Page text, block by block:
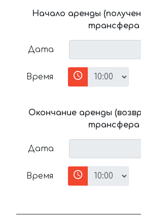
Начало аренды
трансфера
Дата
Время
Окончание аренды
трансфера
Дата
Время